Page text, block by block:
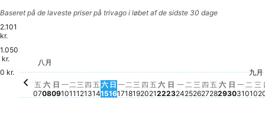
hører også mulighed for at bestille rengøring efter afrejse. Et udvalg
af hovedpuder garanterer en følelse af velvære. Badeværelserne er
daglige behov forefindes også en hårtørrer, et sminkespejl,
badekåber og telefon. Som noget ekstra særligt tilbydes gæsterne
kosmetikprodukter på badeværelserne. Der kan bestilles 2 værelser
indrettet til gæster i kørestol med barrierefrit badeværelse. Hotellet
Baseret på de laveste priser på trivago i løbet af de sidste 30 dage
2.101
kr.
1.050
kr.
0 kr.
星期五, 八月 07
1.642 kr.
八月
五
07
星期六, 八月 08
1.678 kr.
六
08
星期日, 八月 09
980 kr.
日
09
一
10
二
11
三
12
星期四, 八月 13
1.285 kr.
四
13
五
14
六
15
星期日, 八月 16
901 kr.
日
16
一
17
二
18
三
19
四
20
五
21
六
22
星期日, 八月 23
937 kr.
日
23
星期一, 八月 24
1.258 kr.
一
24
星期二, 八月 25
1.271 kr.
二
25
星期三, 八月 26
1.246 kr.
三
26
星期四, 八月
1.257 kr.
四
27
五
28
六
29
星期日
929 kr.
日
30
星期
929
一
31
星
九月
二
01
三
02